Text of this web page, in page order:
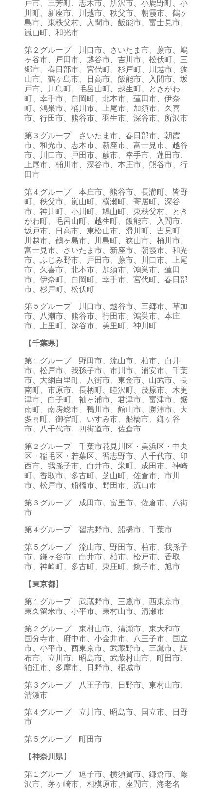
戸市、三芳町、志木市、所沢市、小鹿野町、小
川町、新座市、川越市、秩父市、朝霞市、鶴ヶ
島市、東秩父村、入間市、飯能市、富士見市、
嵐山町、和光市
第２グループ 川口市、さいたま市、蕨市、鳩
ヶ谷市、戸田市、越谷市、吉川市、松伏町、三
郷市、春日部市、宮代町、杉戸町、川越市、狭
山市、鶴ヶ島市、日高市、飯能市、入間市、坂
戸市、川島町、毛呂山町、越生町、ときがわ
町、幸手市、白岡町、北本市、蓮田市、伊奈
町、鴻巣市、桶川市、上尾市、加須市、久喜
市、行田市、熊谷市、羽生市、深谷市、所沢市
第３グループ さいたま市、春日部市、朝霞
市、和光市、志木市、新座市、富士見市、越谷
市、川口市、戸田市、蕨市、幸手市、蓮田市、
上尾市、桶川市、深谷市、本庄市、熊谷市、行
田市
第４グループ 本庄市、熊谷市、長瀞町、皆野
町、秩父市、嵐山町、横瀬町、寄居町、深谷
市、神川町、小川町、鳩山町、東秩父村、とき
がわ町、毛呂山町、越生町、飯能市、入間市、
坂戸市、日高市、東松山市、滑川町、吉見町、
川越市、鶴ヶ島市、川島町、狭山市、桶川市、
富士見市、さいたま市、新座市、朝霞市、和光
市、ふじみ野市、戸田市、蕨市、川口市、上尾
市、久喜市、北本市、加須市、鴻巣市、蓮田
市、伊奈町、白岡町、幸手市、宮代町、春日部
市、杉戸町、松伏町
第５グループ 川口市、越谷市、三郷市、草加
市、八潮市、熊谷市、行田市、鴻巣市、本庄
市、上里町、深谷市、美里町、神川町
【千葉県】
第１グループ 野田市、流山市、柏市、白井
市、松戸市、我孫子市、市川市、浦安市、千葉
市、大網白里町、八街市、東金市、山武市、長
南町、市原市、長柄町、睦沢町、茂原市、木更
津市、白子町、袖ヶ浦市、君津市、富津市、鋸
南町、南房総市、鴨川市、館山市、勝浦市、大
多喜町、御宿町、いすみ市、船橋市、鎌ヶ谷
市、八千代市、四街道市、佐倉市
第２グループ 千葉市花見川区・美浜区・中央
区・稲毛区・若葉区、習志野市、八千代市、印
西市、我孫子市、白井市、栄町、成田市、神崎
町、香取市、多古町、芝山町、佐倉市、市川
市、松戸市、船橋市、野田市、流山市
第３グループ 成田市、富里市、佐倉市、八街
市
第４グループ 習志野市、船橋市、千葉市
第５グループ 流山市、野田市、柏市、我孫子
市、鎌ヶ谷市、白井市、柏市、松戸市、香取
市、神崎町、多古町、東庄町、銚子市、旭市
【東京都】
第１グループ 武蔵野市、三鷹市、西東京市、
東久留米市、小平市、東村山市、清瀬市
第２グループ 東村山市、清瀬市、東大和市、
国分寺市、府中市、小金井市、八王子市、国立
市、小平市、西東京市、武蔵野市、三鷹市、調
布市、立川市、昭島市、武蔵村山市、町田市、
狛江市、多摩市、日野市、稲城市
第３グループ 八王子市、日野市、東村山市、
清瀬市
第４グループ 立川市、昭島市、国立市、日野
市
第５グループ 町田市
【神奈川県】
第１グループ 逗子市、横須賀市、鎌倉市、藤
沢市、茅ヶ崎市、相模原市、座間市、海老名